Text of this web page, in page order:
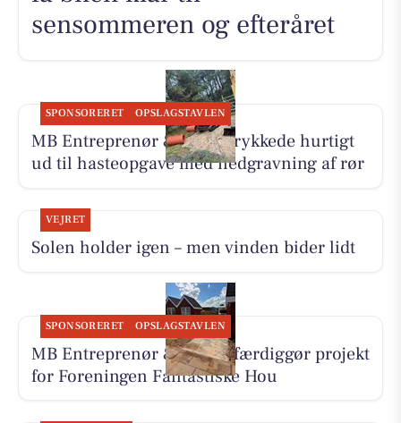
sensommeren og efteråret
SPONSORERET OPSLAGSTAVLEN
MB Entreprenør & Anlæg rykkede hurtigt
ud til hasteopgave med nedgravning af rør
VEJRET
Solen holder igen – men vinden bider lidt
SPONSORERET OPSLAGSTAVLEN
MB Entreprenør & Anlæg færdiggør projekt
for Foreningen Fantastiske Hou